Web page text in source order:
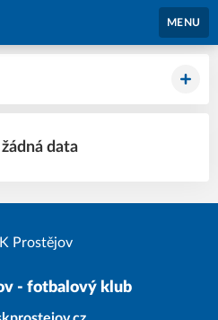
MENU
data
- fotbalový klub